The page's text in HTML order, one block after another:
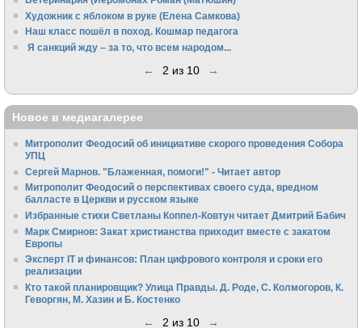
Художник с яблоком в руке (Елена Самкова)
Наш класс пошёл в поход. Кошмар педагога
Я санкций жду – за то, что всем народом...
← 2 из 10 →
Новое в медиагалерее
Митрополит Феодосий об инициативе скорого проведения Собора
УПЦ
Сергей Марнов. "Блаженная, помоги!" - Читает автор
Митрополит Феодосий о перспективах своего суда, вредном
балласте в Церкви и русском языке
Избранные стихи Светланы Коппел-Ковтун читает Дмитрий Бабич
Марк Смирнов: Закат христианства приходит вместе с закатом
Европы
Эксперт IT и финансов: План цифрового контроля и сроки его
реализации
Кто такой планировщик? Улица Правды. Д. Роде, С. Колмогоров, К.
Геворгян, М. Хазин и Б. Костенко
← 2 из 10 →